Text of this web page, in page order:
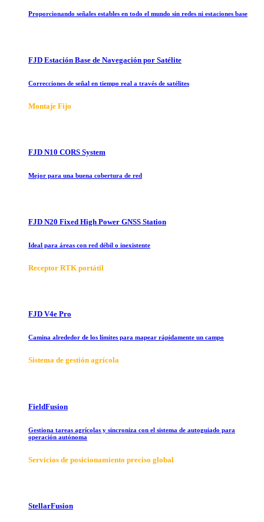
Proporcionando señales estables en todo el mundo sin redes ni estaciones base
FJD Estación Base de Navegación por Satélite
Correcciones de señal en tiempo real a través de satélites
Montaje Fijo
FJD N10 CORS System
Mejor para una buena cobertura de red
FJD N20 Fixed High Power GNSS Station
Ideal para áreas con red débil o inexistente
Receptor RTK portátil
FJD V4e Pro
Camina alrededor de los límites para mapear rápidamente un campo
Sistema de gestión agrícola
FieldFusion
Gestiona tareas agrícolas y sincroniza con el sistema de autoguiado para
operación autónoma
Servicios de posicionamiento preciso global
StellarFusion